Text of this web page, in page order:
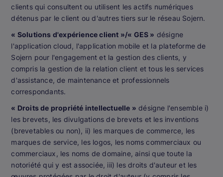
clients qui consultent ou utilisent les actifs numériques
détenus par le client ou d'autres tiers sur le réseau Sojern.
« Solutions d'expérience client »/« GES » désigne
l'application cloud, l'application mobile et la plateforme de
Sojern pour l'engagement et la gestion des clients, y
compris la gestion de la relation client et tous les services
d'assistance, de maintenance et professionnels
correspondants.
« Droits de propriété intellectuelle » désigne l'ensemble i)
les brevets, les divulgations de brevets et les inventions
(brevetables ou non), ii) les marques de commerce, les
marques de service, les logos, les noms commerciaux ou
commerciaux, les noms de domaine, ainsi que toute la
notoriété qui y est associée, iii) les droits d'auteur et les